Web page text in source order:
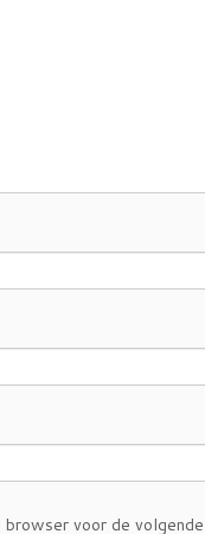
voor de